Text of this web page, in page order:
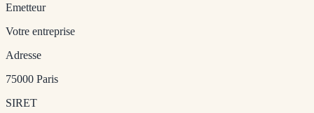
Emetteur
Votre entreprise
Adresse
75000 Paris
SIRET